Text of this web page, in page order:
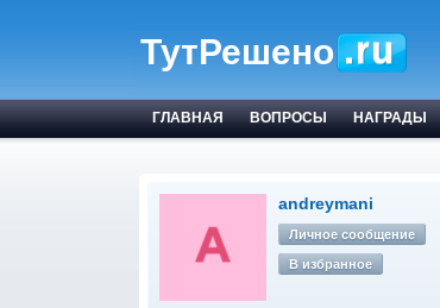
ТутРешено
ГЛАВНАЯ ВОПРОСЫ НАГРАДЫ
andreymani
Личное сообщение
В избранное